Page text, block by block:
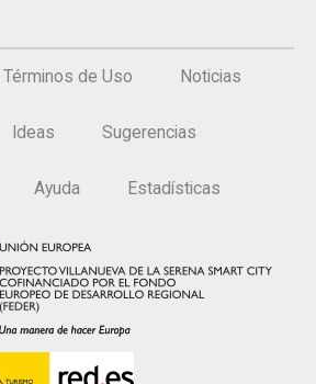
Términos de Uso Noticias
Ideas Sugerencias
Ayuda Estadísticas